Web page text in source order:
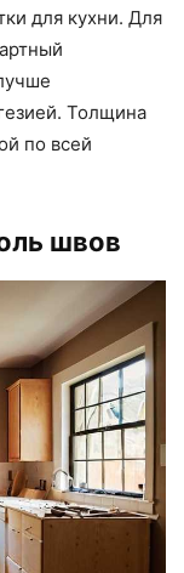
для кухни. Для
Толщина
по всей
швов